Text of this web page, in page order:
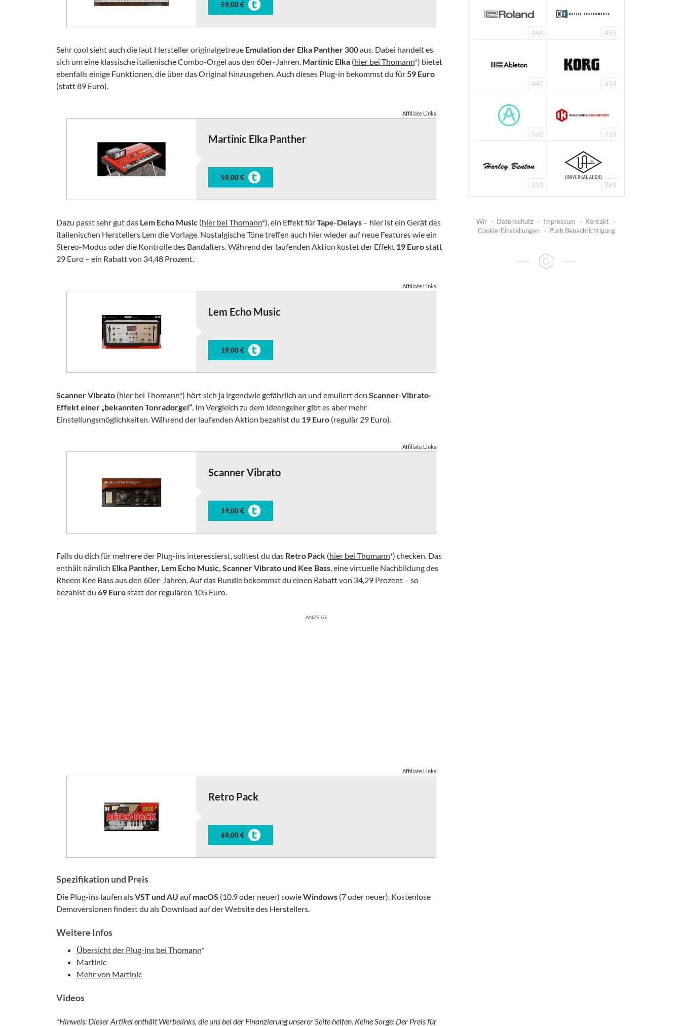
59,00 €
Sehr cool sieht auch die laut Hersteller originalgetreue Emulation der Elka Panther 300aus. Dabei handelt es
sich um eine klassische italienische Combo-Orgel aus den 60er-Jahren. Martinic Elka (hier bei Thomann*) bietet
ebenfalls einige Funktionen, die über das Original hinausgehen. Auch dieses Plug-in bekommst du für59 Euro
(statt 89 Euro).
Affiliate Links
Martinic Elka Panther
59,00 €
Dazu passt sehr gut das Lem Echo Music (hier bei Thomann*), ein Effekt fürTape-Delays – hier ist ein Gerät des
italienischen Herstellers Lem die Vorlage. Nostalgische Töne treffen auch hier wieder auf neue Features wie ein
Stereo-Modus oder die Kontrolle des Bandalters. Während der laufenden Aktion kostet der Effekt 19 Eurostatt
29 Euro – ein Rabatt von 34,48 Prozent.
Affiliate Links
Lem Echo Music
19,00 €
Scanner Vibrato (hier bei Thomann*) hört sich ja irgendwie gefährlich an und emuliert den Scanner-Vibrato-
Effekt einer „bekannten Tonradorgel“. Im Vergleich zu dem Ideengeber gibt es aber mehr
Einstellungsmöglichkeiten. Während der laufenden Aktion bezahlst du 19 Euro (regulär 29 Euro).
Affiliate Links
Scanner Vibrato
19,00 €
Falls du dich für mehrere der Plug-ins interessierst, solltest du das Retro Pack (hier bei Thomann*) checken. Das
enthält nämlich Elka Panther, Lem Echo Music, Scanner Vibrato und Kee Bass, eine virtuelle Nachbildung des
Rheem Kee Bass aus den 60er-Jahren. Auf das Bundle bekommst du einen Rabatt von 34,29 Prozent – so
bezahlst du 69 Eurostatt der regulären 105 Euro.
ANZEIGE
Affiliate Links
Retro Pack
69,00 €
Spezifikation und Preis
Die Plug-ins laufen alsVST und AU aufmacOS (10.9 oder neuer) sowieWindows (7 oder neuer). Kostenlose
Demoversionen findest du als Download auf der Website des Herstellers.
Weitere Infos
Übersicht der Plug-ins bei Thomann*
Martinic
Mehr von Martinic
Videos
*Hinweis: Dieser Artikel enthält Werbelinks, die uns bei der Finanzierung unserer Seite helfen. Keine Sorge: Der Preis für
464 455
442 414
370 319
310 281
Wir · Datenschutz · Impressum · Kontakt
·
Cookie-Einstellungen
· Push Benachrichtigung